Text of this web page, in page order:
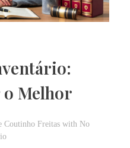
o Melhor
Coutinho Freitas with No